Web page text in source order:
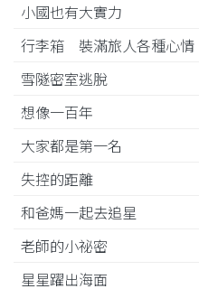
小國也有大實力
行李箱 裝滿旅人各種心情
雪隧密室逃脫
想像一百年
大家都是第一名
失控的距離
和爸媽一起去追星
老師的小祕密
星星躍出海面